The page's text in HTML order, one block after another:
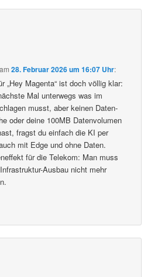
am28. Februar 2026 um 16:07 Uhr:
„Hey Magenta“ ist doch völlig klar:
Mal unterwegs was im
musst, aber keinen Daten-
oder deine 100MB Datenvolumen
fragst du einfach die KI per
mit Edge und ohne Daten.
für die Telekom: Man muss
Ausbau nicht mehr